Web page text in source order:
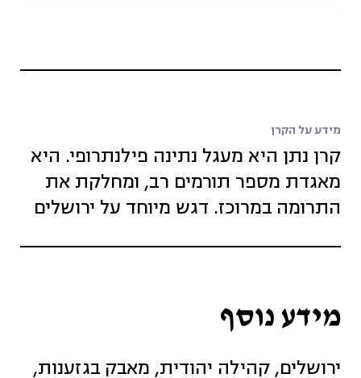
מידע על הקרן
קרן נתן היא מעגל נתינה פילנתרופי. היא
מאגדת מספר תורמים רב, ומחלקת את
התרומה במרוכז. דגש מיוחד על ירושלים
מידע נוסף
ירושלים, קהילה יהודית, מאבק בגזענות,